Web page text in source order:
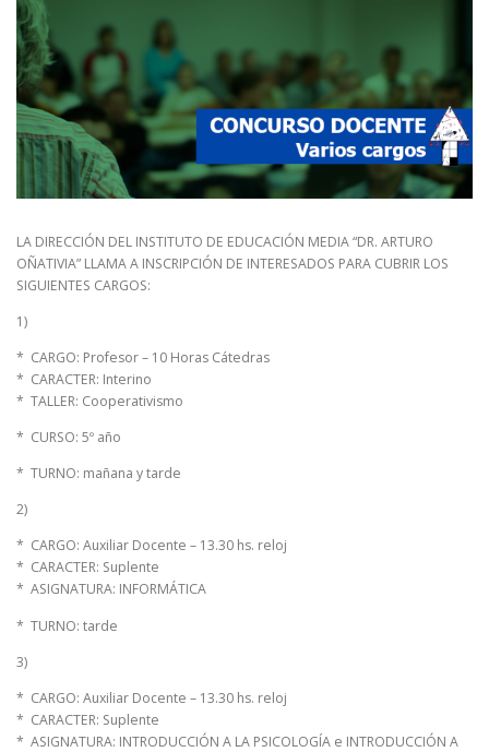
LA DIRECCIÓN DEL INSTITUTO DE EDUCACIÓN MEDIA “DR. ARTURO
OÑATIVIA” LLAMA A INSCRIPCIÓN DE INTERESADOS PARA CUBRIR LOS
SIGUIENTES CARGOS:
1)
* CARGO: Profesor – 10 Horas Cátedras
* CARACTER: Interino
* TALLER: Cooperativismo
* CURSO: 5º año
* TURNO: mañana y tarde
2)
* CARGO: Auxiliar Docente – 13.30 hs. reloj
* CARACTER: Suplente
* ASIGNATURA: INFORMÁTICA
* TURNO: tarde
3)
* CARGO: Auxiliar Docente – 13.30 hs. reloj
* CARACTER: Suplente
* ASIGNATURA: INTRODUCCIÓN A LA PSICOLOGÍA e INTRODUCCIÓN A